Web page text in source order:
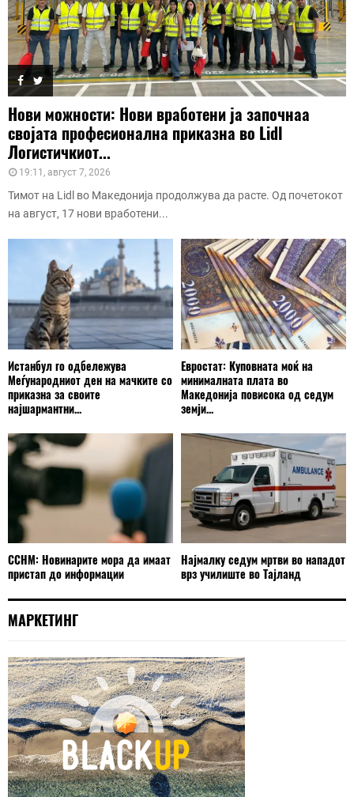
Нови можности: Нови вработени ја започнаа
својата професионална приказна во Lidl
Логистичкиот...
19:11, август 7, 2026
Тимот на Lidl во Македонија продолжува да расте. Од почетокот
на август, 17 нови вработени...
Истанбул го одбележува
Меѓународниот ден на мачките со
приказна за своите
најшармантни...
Евростат: Куповната моќ на
минималната плата во
Македонија повисока од седум
земји...
ССНМ: Новинарите мора да имаат
пристап до информации
Најмалку седум мртви во нападот
врз училиште во Тајланд
МАРКЕТИНГ